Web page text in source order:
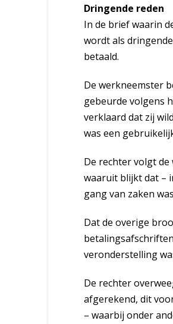
Dringende reden
In de brief waarin
wordt als
betaald.
De werkneemster
gebeurde volgens
verklaard dat zij
was een
De rechter volgt
waaruit blijkt dat –
gang van zaken
Dat de overige
veronderstelling
De rechter
afgerekend, dit
– waarbij onder